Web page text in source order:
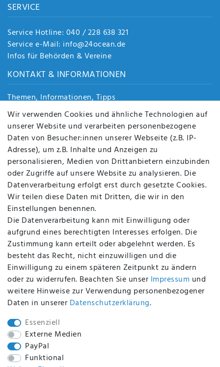
SERVICE
Service Hotline: 040 / 228 638 321
Service e-Mail: info@24ocean.de
Infos für Behörden & Vereine
KONTAKT & INFORMATIONEN
Themen, Informationen, Tipps
Jobs
Über uns
Kontakt
Datenschutz
AGB
FAQ
Batterieentsorgung
Altölverordnung
Impressum
BEQUEM UND SICHER BEZAHLEN MIT
BEI UNS SIND SIE SICHER!
WIR VERSENDEN MIT
Wir verwenden Cookies und ähnliche Technologien auf
unserer Website und verarbeiten personenbezogene
Daten von Besucher:innen unserer Webseite (z.B. IP-
Adresse), um z.B. Inhalte und Anzeigen zu
personalisieren, Medien von Drittanbietern einzubinden
oder Zugriffe auf unsere Website zu analysieren. Die
Datenverarbeitung erfolgt erst durch gesetzte Cookies.
Wir teilen diese Daten mit Dritten, die wir in den
Einstellungen benennen.
Die Datenverarbeitung kann mit Einwilligung oder
aufgrund eines berechtigten Interesses erfolgen. Die
Zustimmung kann erteilt oder abgelehnt werden. Es
besteht das Recht, nicht einzuwilligen und die
Einwilligung zu einem späteren Zeitpunkt zu ändern
oder zu widerrufen. Beachten Sie unser Impressum und
weitere Hinweise zur Verwendung personenbezogener
Daten in unserer Daten­schutz­erklärung.
Essenziell
Externe Medien
PayPal
Funktional